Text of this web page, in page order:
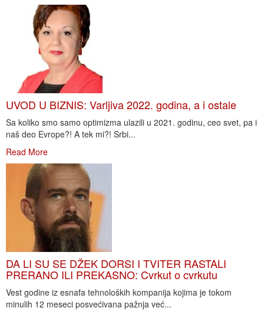
UVOD U BIZNIS: Varljiva 2022. godina, a i ostale
Sa koliko smo samo optimizma ulazili u 2021. godinu, ceo svet, pa i
naš deo Evrope?! A tek mi?! Srbi...
Read More
DA LI SU SE DŽEK DORSI I TVITER RASTALI
PRERANO ILI PREKASNO: Cvrkut o cvrkutu
Vest godine iz esnafa tehnoloških kompanija kojima je tokom
minulih 12 meseci posvećivana pažnja već...